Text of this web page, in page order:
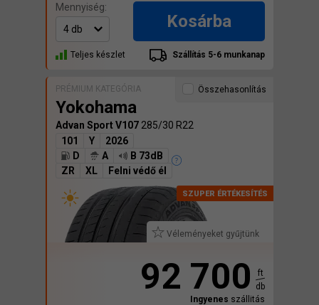
Mennyiség:
Kosárba
Teljes készlet Szállítás 5-6 munkanap
PRÉMIUM KATEGÓRIA
Yokohama
Advan Sport V107 285/30 R22
101
Y
2026
D
A
B 73dB
ZR
XL Felni védő él
Véleményeket gyűjtünk
Összehasonlítás
92 700
ft
db
Ingyenes szállitás